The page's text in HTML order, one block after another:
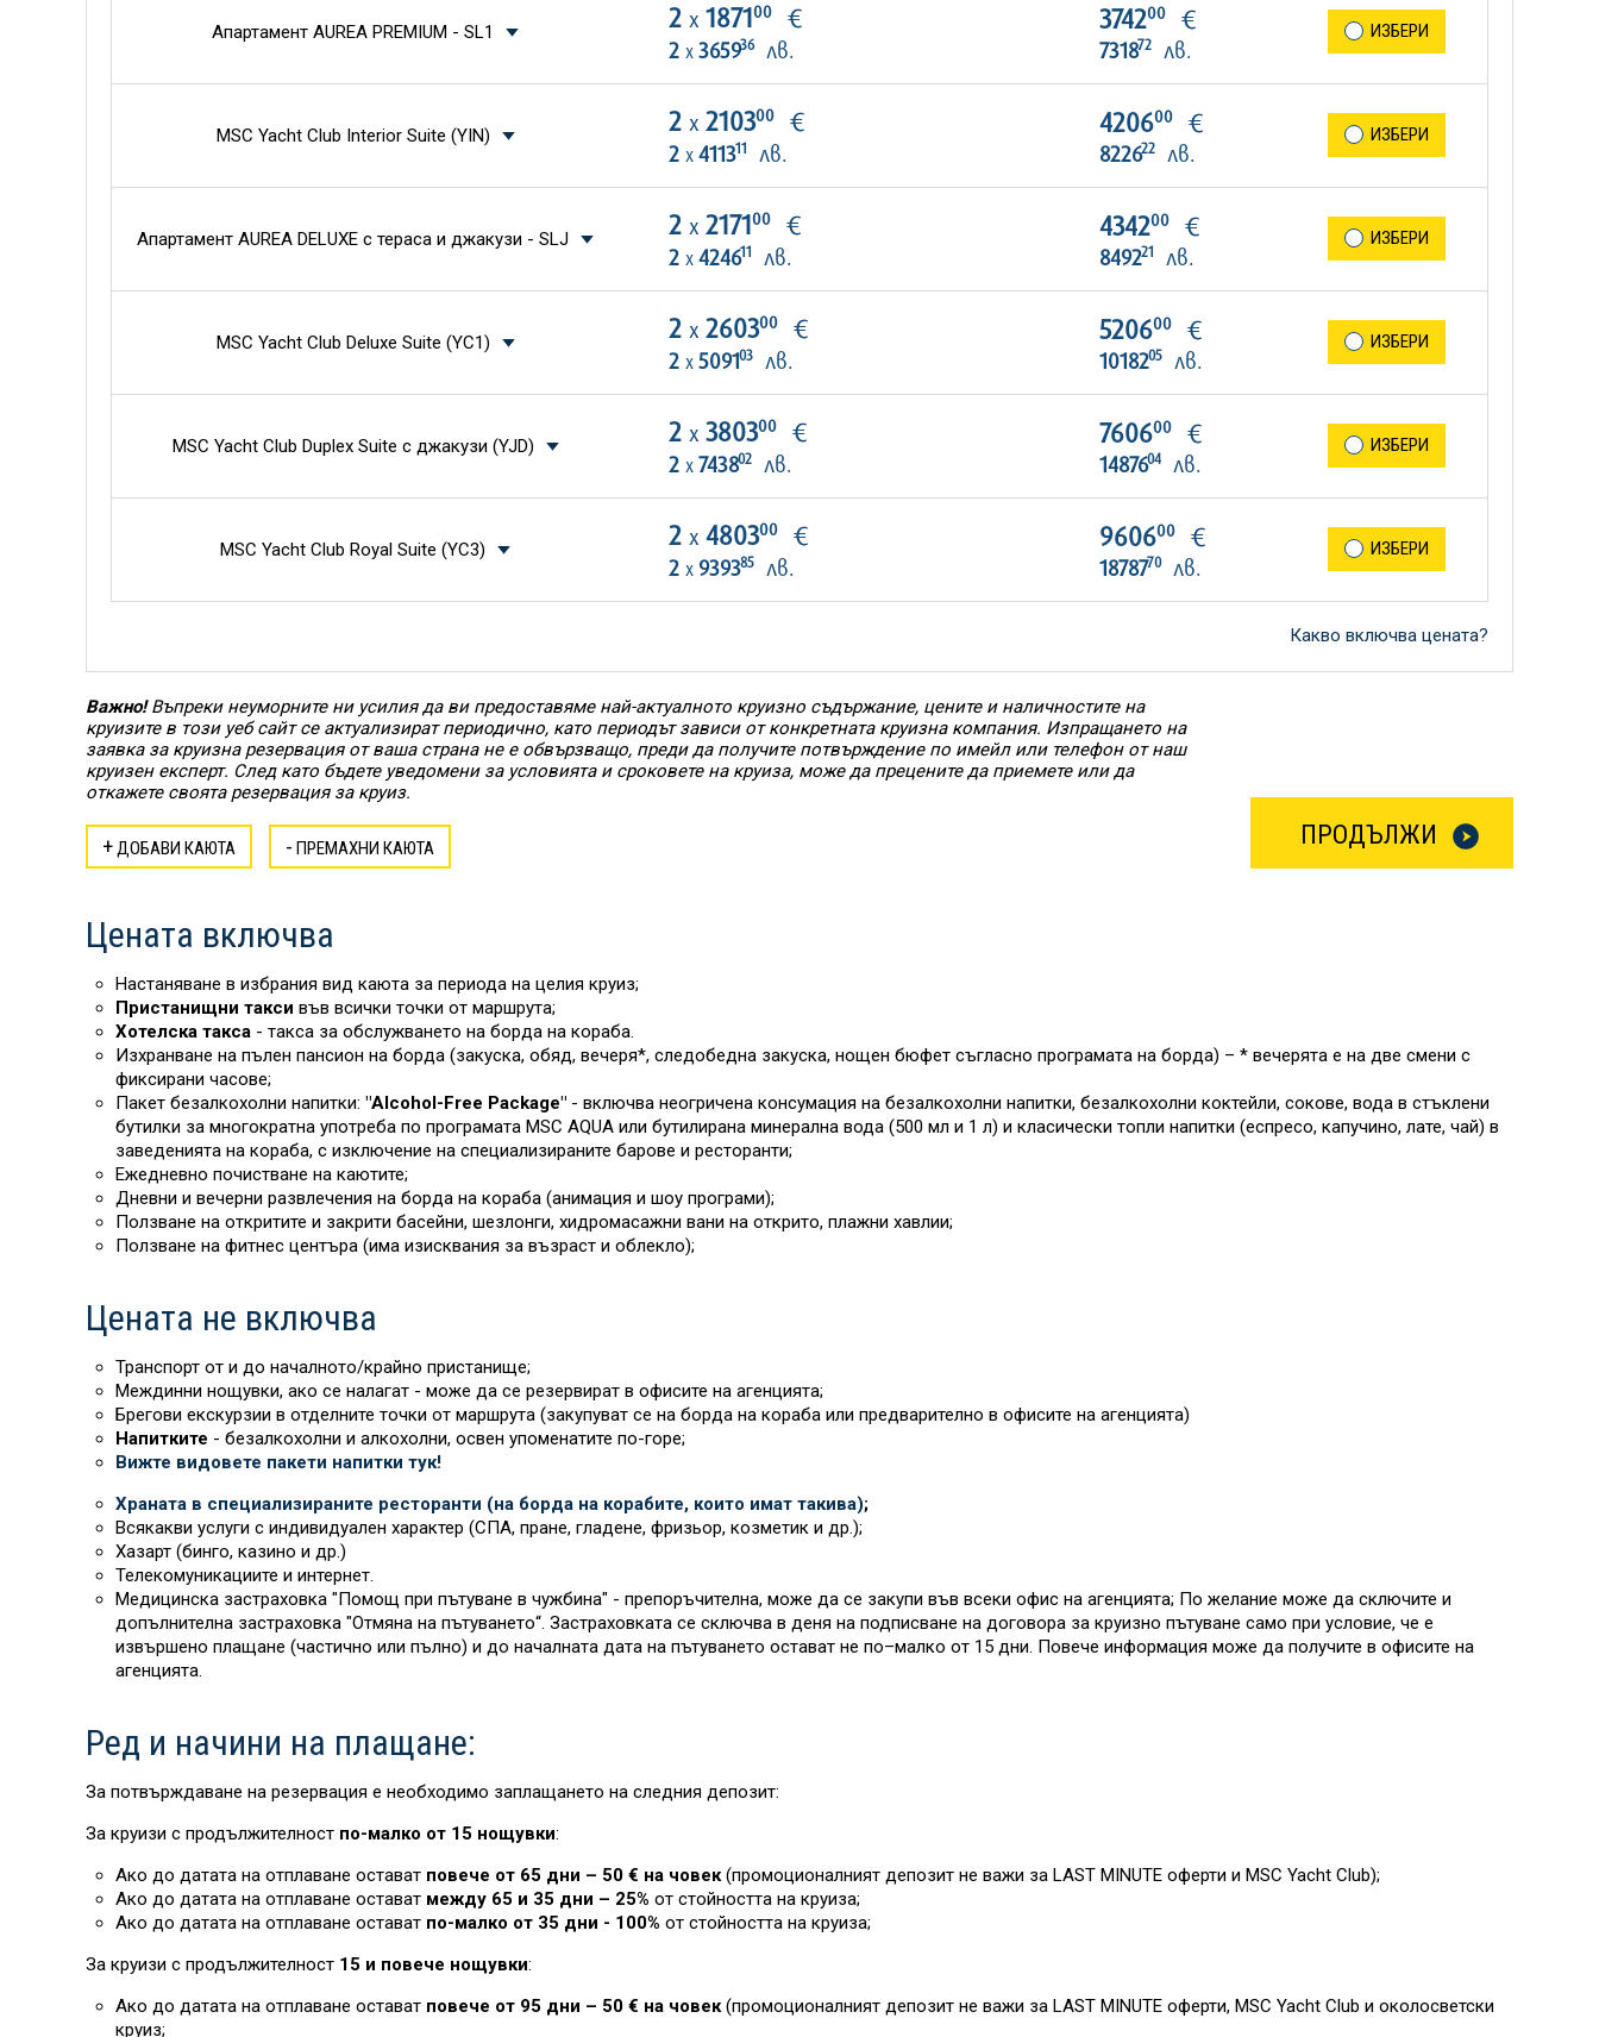
Апартамент AUREA PREMIUM - SL1 2 х 187100 €
2 х 365936лв.
374200€
731872лв.
ИЗБЕРИ
MSC Yacht Club Interior Suite (YIN) 2 х 210300 €
2 х 411311 лв.
420600€
822622лв.
ИЗБЕРИ
Апартамент AUREA DELUXE с тераса и джакузи - SLJ 2 х 217100 €
2 х 424611 лв.
434200€
849221 лв.
ИЗБЕРИ
MSC Yacht Club Deluxe Suite (YC1) 2 х 260300 €
2 х 509103 лв.
520600€
1018205лв.
ИЗБЕРИ
MSC Yacht Club Duplex Suite с джакузи (YJD) 2 х 380300 €
2 х 743802 лв.
760600€
1487604лв.
ИЗБЕРИ
MSC Yacht Club Royal Suite (YC3) 2 х 480300 €
2 х 939385 лв.
960600€
1878770лв.
ИЗБЕРИ
Какво включва цената?
Важно!Въпреки неуморните ни усилия да ви предоставяме най-актуалното круизно съдържание, цените и наличностите на
круизите в този уеб сайт се актуализират периодично, като периодът зависи от конкретната круизна компания. Изпращането на
заявка за круизна резервация от ваша страна не е обвързващо, преди да получите потвърждение по имейл или телефон от наш
круизен експерт. След като бъдете уведомени за условията и сроковете на круиза, може да прецените да приемете или да
откажете своята резервация за круиз.
+ДОБАВИ КАЮТА - ПРЕМАХНИ КАЮТА ПРОДЪЛЖИ
Цената включва
Настаняване в избрания вид каюта за периода на целия круиз;
Пристанищни такси във всички точки от маршрута;
Хотелска такса - такса за обслужването на борда на кораба.
Изхранване на пълен пансион на борда (закуска, обяд, вечеря*, следобедна закуска, нощен бюфет съгласно програмата на борда) – * вечерята е на две смени с
фиксирани часове;
Пакет безалкохолни напитки: "Alcohol-Free Package" - включва неогричена консумация на безалкохолни напитки, безалкохолни коктейли, сокове, вода в стъклени
бутилки за многократна употреба по програмата MSC AQUA или бутилирана минерална вода (500 мл и 1 л) и класически топли напитки (еспресо, капучино, лате, чай) в
заведенията на кораба, с изключение на специализираните барове и ресторанти;
Ежедневно почистване на каютите;
Дневни и вечерни развлечения на борда на кораба (анимация и шоу програми);
Ползване на откритите и закрити басейни, шезлонги, хидромасажни вани на открито, плажни хавлии;
Ползване на фитнес центъра (има изисквания за възраст и облекло);
Цената не включва
Транспорт от и до началното/крайно пристанище;
Междинни нощувки, ако се налагат - може да се резервират в офисите на агенцията;
Брегови екскурзии в отделните точки от маршрута (закупуват се на борда на кораба или предварително в офисите на агенцията)
Напитките - безалкохолни и алкохолни, освен упоменатите по-горе;
Вижте видовете пакети напитки тук!
Храната в специализираните ресторанти (на борда на корабите, които имат такива);
Всякакви услуги с индивидуален характер (СПА, пране, гладене, фризьор, козметик и др.);
Хазарт (бинго, казино и др.)
Телекомуникациите и интернет.
Медицинска застраховка "Помощ при пътуване в чужбина" - препоръчителна, може да се закупи във всеки офис на агенцията; По желание може да сключите и
допълнителна застраховка "Отмяна на пътуването“. Застраховката се сключва в деня на подписване на договора за круизно пътуване само при условие, че е
извършено плащане (частично или пълно) и до началната дата на пътуването остават не по–малко от 15 дни. Повече информация може да получите в офисите на
агенцията.
Ред и начини на плащане:
За потвърждаване на резервация е необходимо заплащането на следния депозит:
За круизи с продължителност по-малко от 15 нощувки:
Ако до датата на отплаване остават повече от 65 дни – 50 € на човек(промоционалният депозит не важи за LAST MINUTE оферти и MSC Yacht Club);
Ако до датата на отплаване остават между 65 и 35 дни – 25% от стойността на круиза;
Ако до датата на отплаване остават по-малко от 35 дни - 100% от стойността на круиза;
За круизи с продължителност 15 и повече нощувки:
Ако до датата на отплаване остават повече от 95 дни – 50 € на човек(промоционалният депозит не важи за LAST MINUTE оферти, MSC Yacht Club и околосветски
круиз;